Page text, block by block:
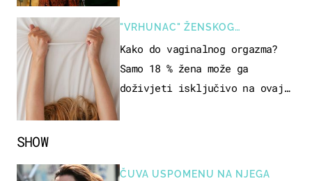
SHOW
ČUVA USPOMENU NA NJEGA
"VRHUNAC" ŽENSKOG
SEKSUALNOG ISKUSTVA
Kako do vaginalnog orgazma?
Samo 18 % žena može ga
doživjeti isključivo na ovaj